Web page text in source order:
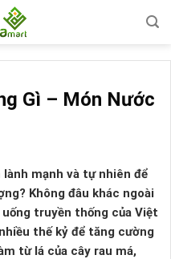
Gì – Món Nước
mạnh và tự nhiên để
Không đâu khác ngoài
uống truyền thống của Việt
thế kỷ để tăng cường
từ lá của cây rau má,